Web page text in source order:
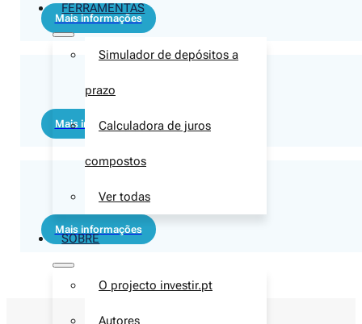
FERRAMENTAS
Simulador de depósitos a
prazo
Calculadora de juros
compostos
Ver todas
SOBRE
O projecto investir.pt
Autores
Mais informações
Mais informações
BPG start 3 meses
Mais informações